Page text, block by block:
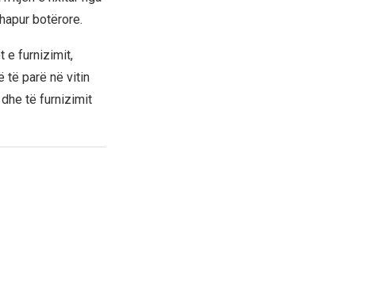
botërore.
e furnizimit,
të parë në vitin
të furnizimit